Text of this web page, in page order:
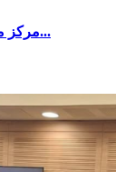
مركز مساواة يطالب مراقب الدولة بتنفيذ قانون التمثيل...